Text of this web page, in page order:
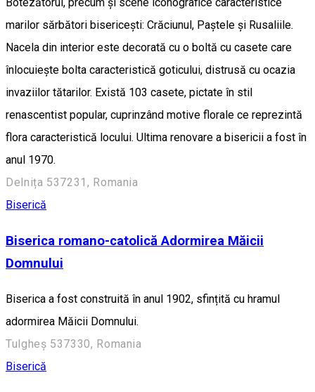
Botezătorul, precum și scene iconografice caracteristice
marilor sărbători bisericești: Crăciunul, Paștele și Rusaliile.
Nacela din interior este decorată cu o boltă cu casete care
înlocuiește bolta caracteristică goticului, distrusă cu ocazia
invaziilor tătarilor. Există 103 casete, pictate în stil
renascentist popular, cuprinzând motive florale ce reprezintă
flora caracteristică locului. Ultima renovare a bisericii a fost în
anul 1970.
Delnița 537231, Romania
Biserică
Biserica romano-catolică Adormirea Măicii
Domnului
Biserica a fost construită în anul 1902, sfințită cu hramul
adormirea Măicii Domnului.
Tulgheș 537330, Romania
Biserică